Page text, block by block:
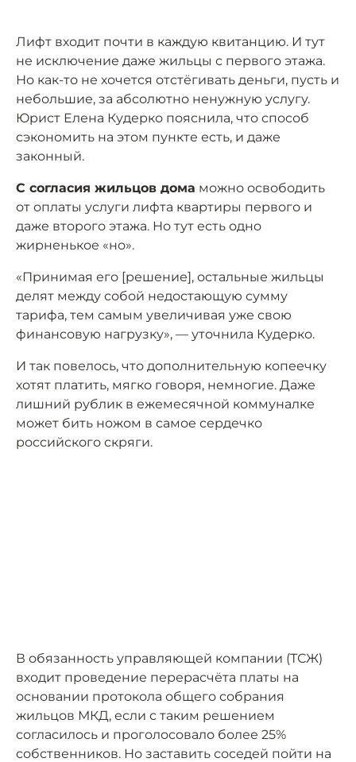
Лифт входит почти в каждую квитанцию. И тут
не исключение даже жильцы с первого этажа.
Но как-то не хочется отстёгивать деньги, пусть и
небольшие, за абсолютно ненужную услугу.
Юрист Елена Кудерко пояснила, что способ
сэкономить на этом пункте есть, и даже
законный.
С согласия жильцов дома можно освободить
от оплаты услуги лифта квартиры первого и
даже второго этажа. Но тут есть одно
жирненькое «но».
«Принимая его [решение], остальные жильцы
делят между собой недостающую сумму
тарифа, тем самым увеличивая уже свою
финансовую нагрузку», — уточнила Кудерко.
И так повелось, что дополнительную копеечку
хотят платить, мягко говоря, немногие. Даже
лишний рублик в ежемесячной коммуналке
может бить ножом в самое сердечко
российского скряги.
В обязанность управляющей компании (ТСЖ)
входит проведение перерасчёта платы на
основании протокола общего собрания
жильцов МКД, если с таким решением
согласилось и проголосовало более 25%
собственников. Но заставить соседей пойти на